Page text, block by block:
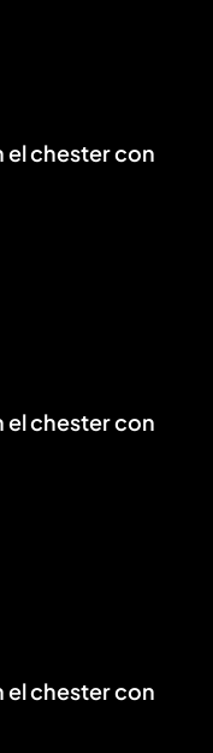
el chester con
el chester con
el chester con